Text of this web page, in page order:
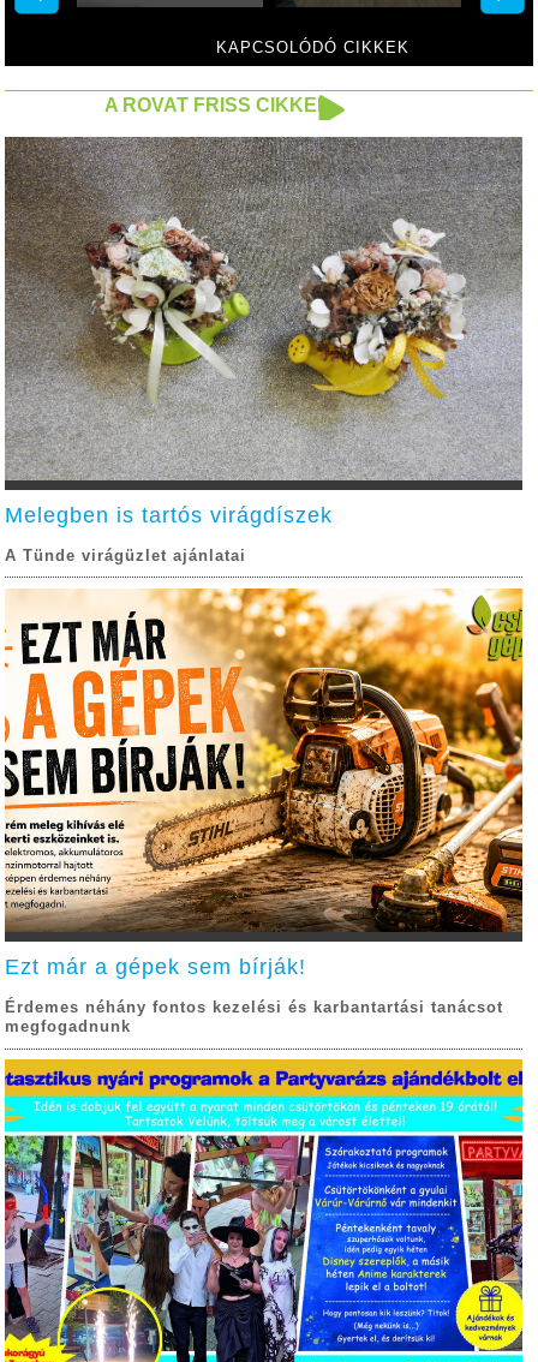
KAPCSOLÓDÓ CIKKEK
A ROVAT FRISS CIKKEI
Melegben is tartós virágdíszek
A Tünde virágüzlet ajánlatai
Ezt már a gépek sem bírják!
Érdemes néhány fontos kezelési és karbantartási tanácsot
megfogadnunk